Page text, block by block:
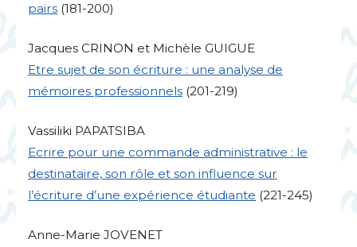
pairs (181-200)
Jacques CRINON et Michèle GUIGUE
Etre sujet de son écriture : une analyse de
mémoires professionnels (201-219)
Vassiliki PAPATSIBA
Ecrire pour une commande administrative : le
destinataire, son rôle et son influence sur
l’écriture d’une expérience étudiante (221-245)
Anne-Marie JOVENET